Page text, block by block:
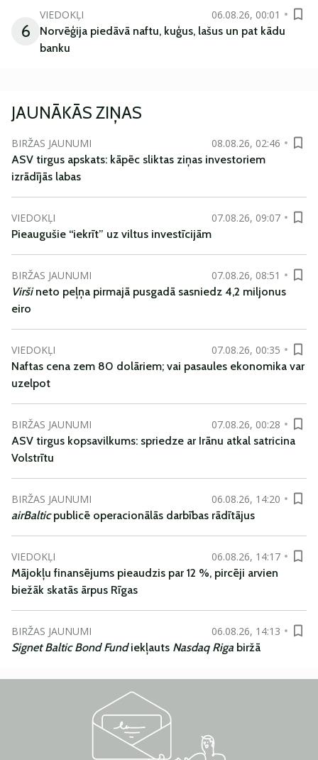
6
VIEDOKĻI
06.08.26, 00:01
Norvēģija piedāvā naftu, kuģus, lašus un pat kādu
banku
JAUNĀKĀS ZIŅAS
BIRŽAS JAUNUMI
08.08.26, 02:46
ASV tirgus apskats: kāpēc sliktas ziņas investoriem
izrādījās labas
VIEDOKĻI
07.08.26, 09:07
Pieaugušie “iekrīt” uz viltus investīcijām
BIRŽAS JAUNUMI
07.08.26, 08:51
Viršineto peļņa pirmajā pusgadā sasniedz 4,2 miljonus
eiro
VIEDOKĻI
07.08.26, 00:35
Naftas cena zem 80 dolāriem; vai pasaules ekonomika var
uzelpot
BIRŽAS JAUNUMI
07.08.26, 00:28
ASV tirgus kopsavilkums: spriedze ar Irānu atkal satricina
Volstrītu
BIRŽAS JAUNUMI
06.08.26, 14:20
airBalticpublicē operacionālās darbības rādītājus
VIEDOKĻI
06.08.26, 14:17
Mājokļu finansējums pieaudzis par 12 %, pircēji arvien
biežāk skatās ārpus Rīgas
BIRŽAS JAUNUMI
06.08.26, 14:13
Signet Baltic Bond Fundiekļauts Nasdaq Riga biržā